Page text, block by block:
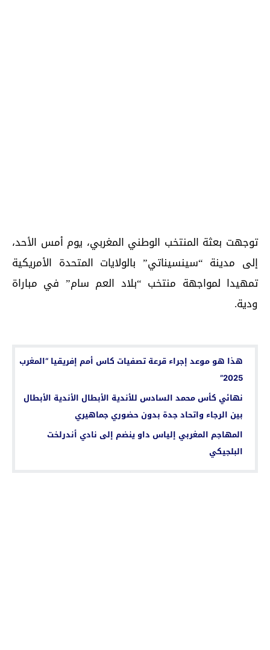
توجهت بعثة المنتخب الوطني المغربي، يوم أمس الأحد،
إلى مدينة “سينسيناتي” بالولايات المتحدة الأمريكية
تمهيدا لمواجهة منتخب “بلاد العم سام” في مباراة
ودية.
هذا هو موعد إجراء قرعة تصفيات كاس أمم إفريقيا “المغرب
2025”
نهائي كأس محمد السادس للأندية الأبطال الأندية الأبطال
بين الرجاء واتحاد جدة بدون حضوري جماهيري
المهاجم المغربي إلياس داو ينضم إلى نادي أندرلخت
البلجيكي